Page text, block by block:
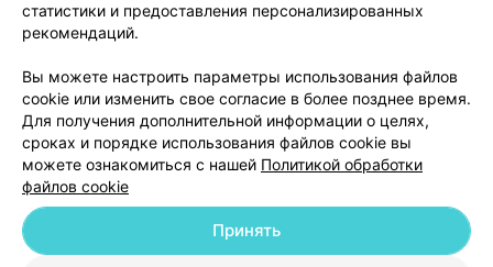
Добавить компанию
статистики и предоставления персонализированных
рекомендаций.
Вы можете настроить параметры использования файлов
cookie или изменить свое согласие в более позднее время.
Для получения дополнительной информации о целях,
сроках и порядке использования файлов cookie вы
можете ознакомиться с нашей Политикой обработки
файлов cookie
Принять